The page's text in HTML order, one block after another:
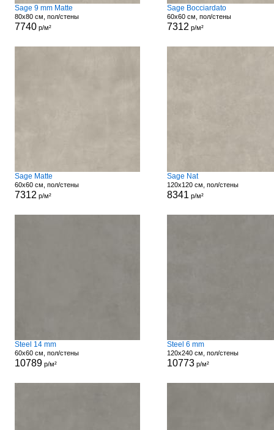
Sage 9 mm Matte
80x80 см, пол/стены
7740р/м²
Sage Bocciardato
60x60 см, пол/стены
7312 р/м²
Sage Matte
60x60 см, пол/стены
7312 р/м²
Sage Nat
120x120 см, пол/стены
8341 р/м²
Steel 14 mm
60x60 см, пол/стены
10789р/м²
Steel 6 mm
120x240 см, пол/стены
10773р/м²